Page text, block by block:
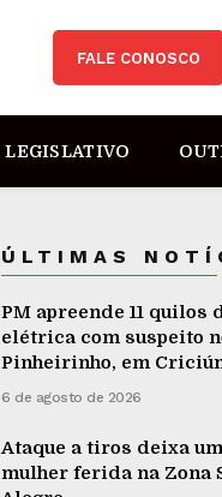
FALE CONOSCO
LEGISLATIVO
ÚLTIMAS
PM apreende 11 quilos
elétrica com suspeito
Pinheirinho, em
6 de agosto de 2026
Ataque a tiros deixa
mulher ferida na Zona